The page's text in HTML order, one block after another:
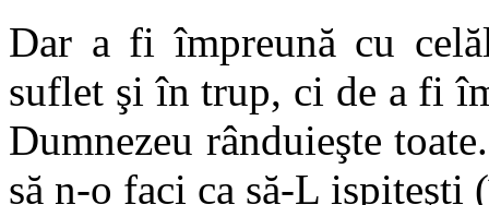
Dar a fi împreună cu
suflet şi în trup, ci de a fi
Dumnezeu rânduieşte
să n-o faci ca să-L ispiteşti